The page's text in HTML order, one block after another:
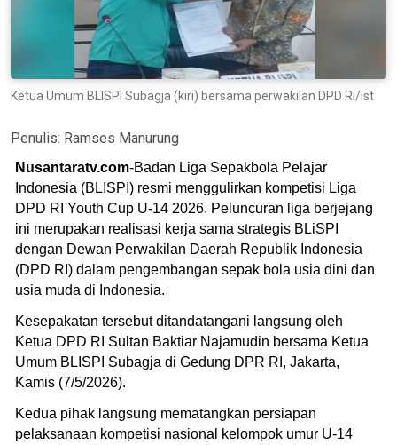
Ketua Umum BLISPI Subagja (kiri) bersama perwakilan DPD RI/ist
Penulis: Ramses Manurung
Nusantaratv.com-Badan Liga Sepakbola Pelajar
Indonesia (BLISPI) resmi menggulirkan kompetisi Liga
DPD RI Youth Cup U-14 2026. Peluncuran liga berjejang
ini merupakan realisasi kerja sama strategis BLiSPI
dengan Dewan Perwakilan Daerah Republik Indonesia
(DPD RI) dalam pengembangan sepak bola usia dini dan
usia muda di Indonesia.
Kesepakatan tersebut ditandatangani langsung oleh
Ketua DPD RI Sultan Baktiar Najamudin bersama Ketua
Umum BLISPI Subagja di Gedung DPR RI, Jakarta,
Kamis (7/5/2026).
Kedua pihak langsung mematangkan persiapan
pelaksanaan kompetisi nasional kelompok umur U-14